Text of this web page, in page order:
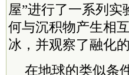
屋”进行了一系列
何与沉积物产生相
冰，并观察了融化
在地球的类似条